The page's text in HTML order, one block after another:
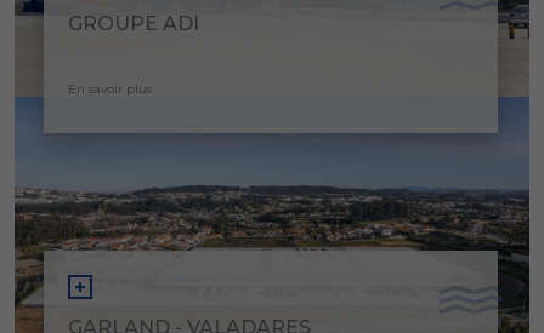
GROUPE ADI
En savoir plus
GARLAND - VALADARES